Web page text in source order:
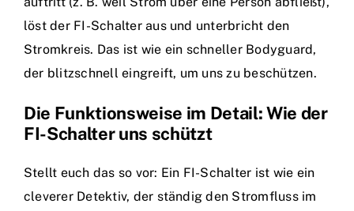
löst der FI-Schalter aus und unterbricht den
Stromkreis. Das ist wie ein schneller Bodyguard,
der blitzschnell eingreift, um uns zu beschützen.
Die Funktionsweise im Detail: Wie der
FI-Schalter uns schützt
Stellt euch das so vor: Ein FI-Schalter ist wie ein
cleverer Detektiv, der ständig den Stromfluss im